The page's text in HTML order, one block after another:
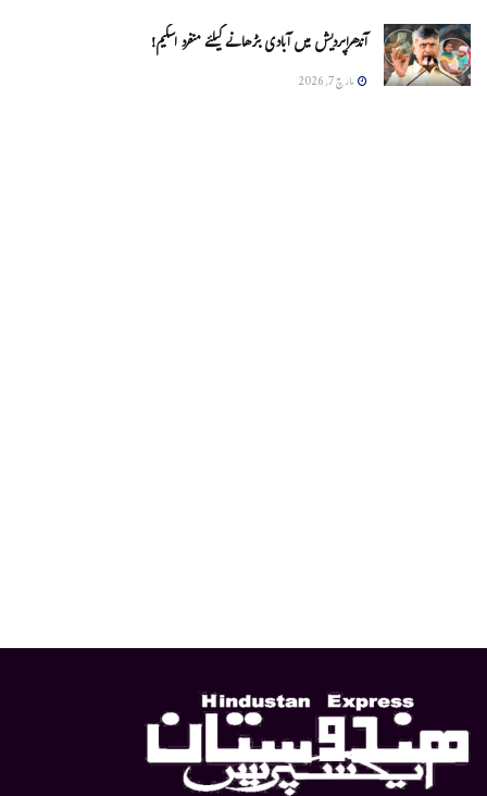
آندھراپردیش میں آبادی بڑھانے کیلئے منفرد اسکیم!
مارچ 7, 2026